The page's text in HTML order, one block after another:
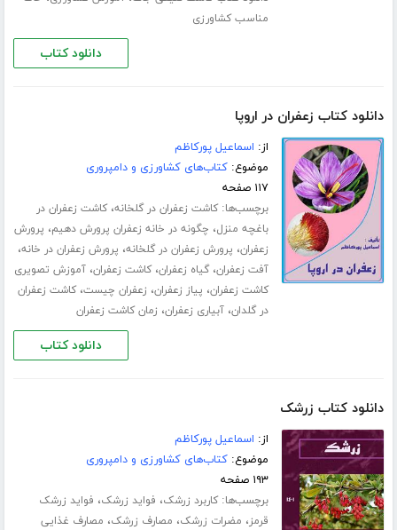
مناسب کشاورزی
دانلود کتاب
دانلود کتاب زعفران در اروپا
از: اسماعیل پورکاظم
موضوع:کتاب‌های کشاورزی و دامپروری
۱۱۷ صفحه
برچسب‌ها:کاشت زعفران در گلخانه،کاشت زعفران در
باغچه منزل، چگونه در خانه زعفران پرورش دهیم، پرورش
زعفران، پرورش زعفران در گلخانه، پرورش زعفران در خانه،
آفت زعفران،گیاه زعفران،کاشت زعفران،آموزش تصویری
کاشت زعفران، پیاز زعفران، زعفران چیست،کاشت زعفران
در گلدان،آبیاری زعفران، زمان کاشت زعفران
دانلود کتاب
دانلود کتاب زرشک
از: اسماعیل پورکاظم
موضوع:کتاب‌های کشاورزی و دامپروری
۱۹۳ صفحه
برچسب‌ها:کاربرد زرشک، فواید زرشک، فواید زرشک
قرمز، مضرات زرشک، مصارف زرشک، مصارف غذایی